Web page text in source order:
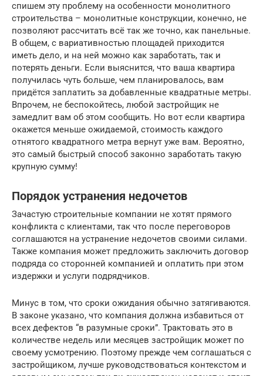
спишем эту проблему на особенности монолитного
строительства – монолитные конструкции, конечно, не
позволяют рассчитать всё так же точно, как панельные.
В общем, с вариативностью площадей приходится
иметь дело, и на ней можно как заработать, так и
потерять деньги. Если выяснится, что ваша квартира
получилась чуть больше, чем планировалось, вам
придётся заплатить за добавленные квадратные метры.
Впрочем, не беспокойтесь, любой застройщик не
замедлит вам об этом сообщить. Но вот если квартира
окажется меньше ожидаемой, стоимость каждого
отнятого квадратного метра вернут уже вам. Вероятно,
это самый быстрый способ законно заработать такую
крупную сумму!
Порядок устранения недочетов
Зачастую строительные компании не хотят прямого
конфликта с клиентами, так что после переговоров
соглашаются на устранение недочетов своими силами.
Также компания может предложить заключить договор
подряда со сторонней компанией и оплатить при этом
издержки и услуги подрядчиков.
Минус в том, что сроки ожидания обычно затягиваются.
В законе указано, что компания должна избавиться от
всех дефектов “в разумные сроки”. Трактовать это в
количестве недель или месяцев застройщик может по
своему усмотрению. Поэтому прежде чем соглашаться с
застройщиком, лучше руководствоваться контекстом и